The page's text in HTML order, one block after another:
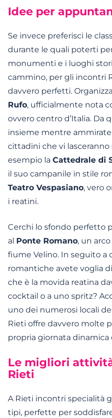
Idee per
Se invece preferisci le
durante le quali poterti
monumenti e i luoghi
cammino, per gli incontri
davvero perfetti.
Rufo, ufficialmente nota
ovvero centro d’Italia. Da
insieme mentre
cittadini che vi
esempio la Cattedrale di
il suo campanile in stile
Teatro Vespasiano, vero
i reatini.
Cerchi lo sfondo perfetto
al Ponte Romano, un
fiume Velino. In seguito a
romantiche avete voglia
che è la movida reatina
cocktail o a uno spritz?
uno dei numerosi locali
Rieti offre davvero molte
propria giornata dinamica
Le migliori
Rieti
A Rieti incontri specialità
tipi, perfette per